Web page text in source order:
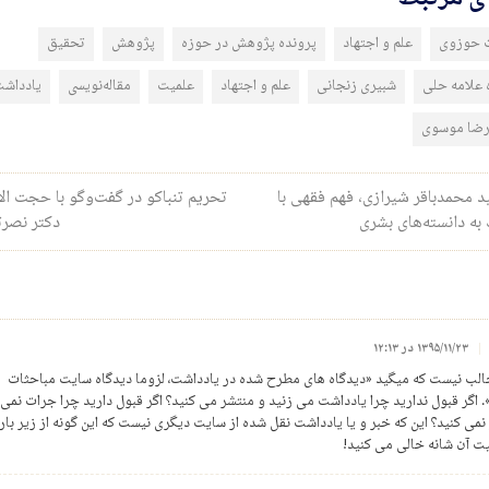
حوزوی علم و اجتهاد پرونده پژوهش در حوزه پژوهش
تحقیق
علامه حلی
شبیری زنجانی علم و اجتهاد علمیت مقاله‌نویسی
موسوی
نوشته
محمدباقر شیرازی، فهم فقهی با
دانسته‌های بشری
تحریم تنباکو در گفت‌وگو با حجت
دکتر
۱۳۹۵/۱۱/۲۳ در ۱۲:۱۳
نیست که میگید «دیدگاه های مطرح شده در یادداشت، لزوما دیدگاه سایت مباحثات
اگر قبول ندارید چرا یادداشت می زنید و منتشر می کنید؟ اگر قبول دارید چرا جرات
نمی کنید؟ این که خبر و یا یادداشت نقل شده از سایت دیگری نیست که این گونه از زیر بار
آن شانه خالی می کنید!